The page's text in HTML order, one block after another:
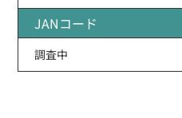
JANコード
調査中